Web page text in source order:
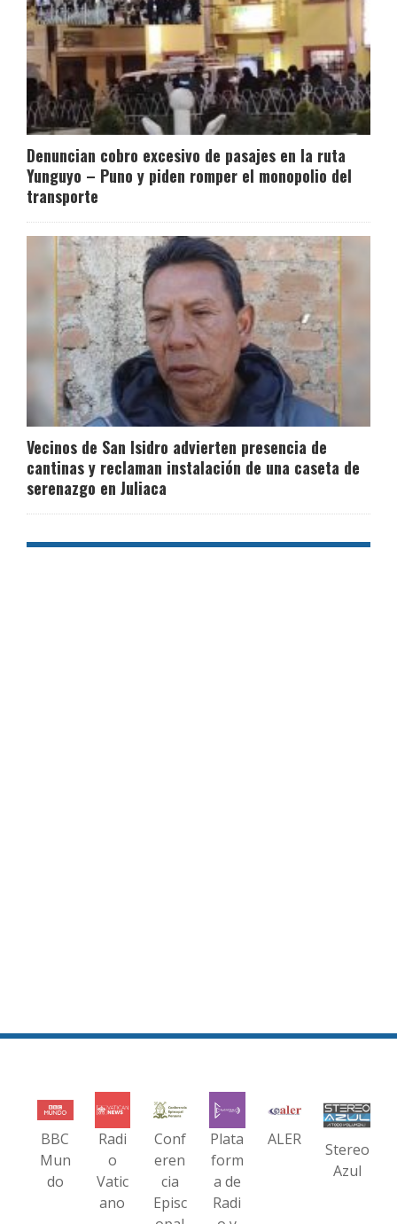
Denuncian cobro excesivo de pasajes en la ruta
Yunguyo – Puno y piden romper el monopolio del
transporte
Vecinos de San Isidro advierten presencia de
cantinas y reclaman instalación de una caseta de
serenazgo en Juliaca
BBC
Mun
do
Radi
o
Vatic
ano
Conf
eren
cia
Episc
Plata
form
a de
Radi
ALER
Stereo
Azul